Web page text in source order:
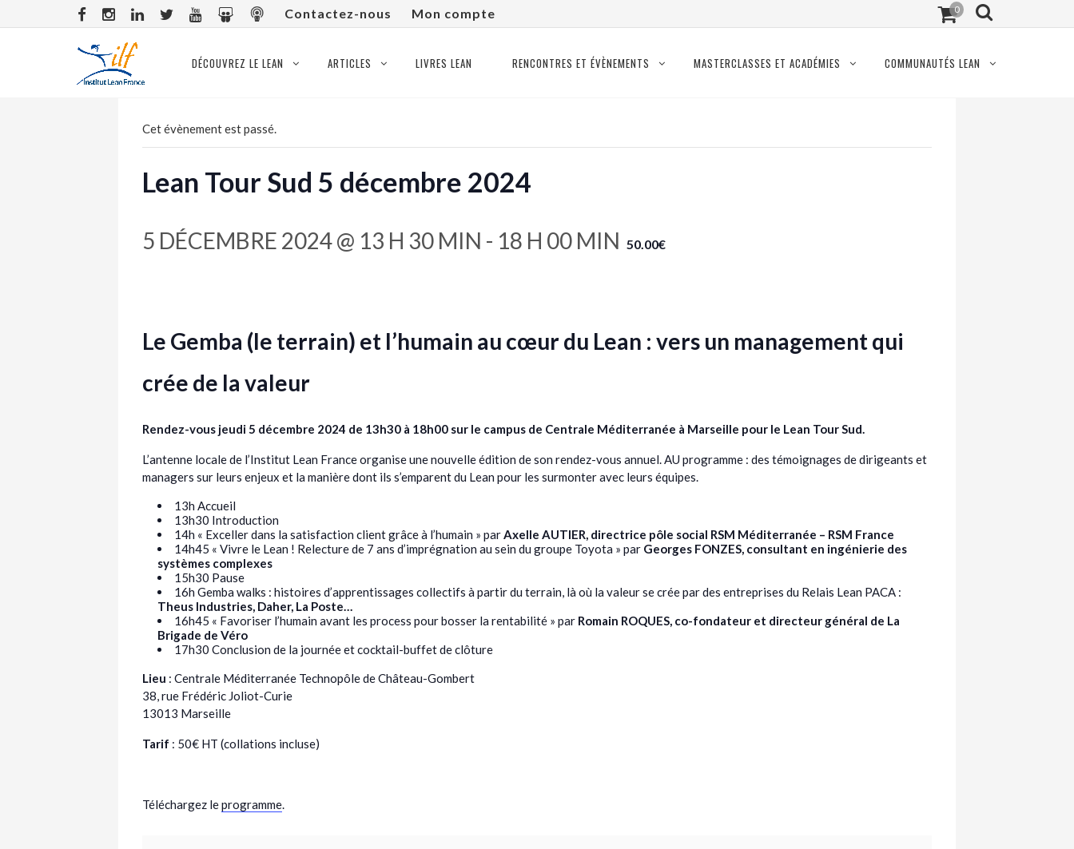
Contactez-nous Mon compte 0
DÉCOUVREZ LE LEAN ARTICLES LIVRES LEAN RENCONTRES ET ÉVÈNEMENTS MASTERCLASSES ET ACADÉMIES COMMUNAUTÉS LEAN
Cet évènement est passé.
Lean Tour Sud 5 décembre 2024
5 DÉCEMBRE 2024 @ 13 H 30 MIN - 18 H 00 MIN 50.00€
Le Gemba (le terrain) et l’humain au cœur du Lean : vers un management qui
crée de la valeur
Rendez-vous jeudi 5 décembre 2024 de 13h30 à 18h00 sur le campus de Centrale Méditerranée à Marseille pour le Lean Tour Sud.
L’antenne locale de l’Institut Lean France organise une nouvelle édition de son rendez-vous annuel. AU programme : des témoignages de dirigeants et
managers sur leurs enjeux et la manière dont ils s’emparent du Lean pour les surmonter avec leurs équipes.
13h Accueil
13h30 Introduction
14h « Exceller dans la satisfaction client grâce à l’humain » parAxelle AUTIER, directrice pôle social RSM Méditerranée – RSM France
14h45 « Vivre le Lean ! Relecture de 7 ans d’imprégnation au sein du groupe Toyota » par Georges FONZES, consultant en ingénierie des
systèmes complexes
15h30 Pause
16h Gemba walks : histoires d’apprentissages collectifs à partir du terrain, là où la valeur se crée par des entreprises du Relais Lean PACA :
Theus Industries, Daher, La Poste…
16h45 « Favoriser l’humain avant les process pour bosser la rentabilité » par Romain ROQUES, co-fondateur et directeur général de La
Brigade de Véro
17h30 Conclusion de la journée et cocktail-buffet de clôture
Lieu : Centrale Méditerranée Technopôle de Château-Gombert
38, rue Frédéric Joliot-Curie
13013 Marseille
Tarif : 50€ HT (collations incluse)
Téléchargez leprogramme.